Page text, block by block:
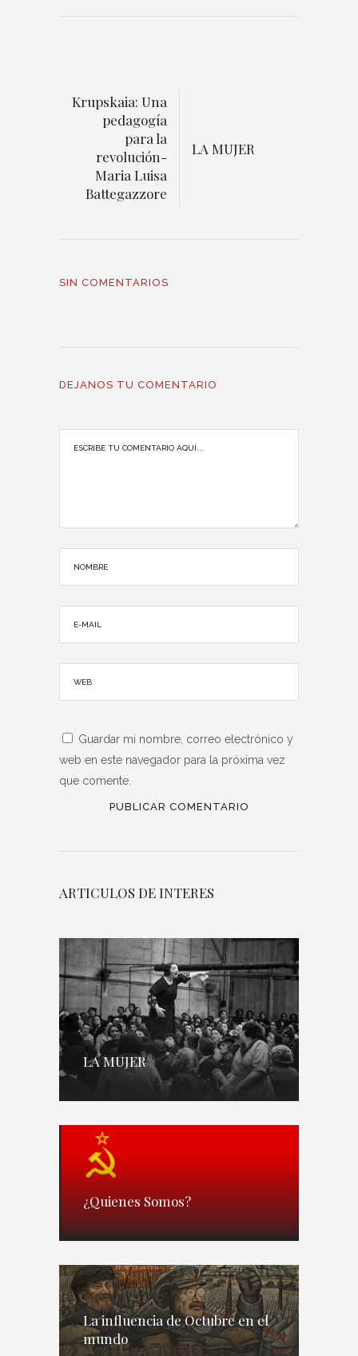
Krupskaia: Una
pedagogía
para la
revolución-
Maria Luisa
Battegazzore
LA MUJER
SIN COMENTARIOS
DEJANOS TU COMENTARIO
Guardar mi nombre, correo electrónico y
web en este navegador para la próxima vez
que comente.
ARTICULOS DE INTERES
LA MUJER
¿Quienes Somos?
La influencia de Octubre en el
mundo